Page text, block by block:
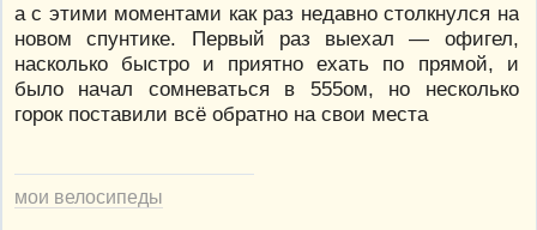
а с этими моментами как раз недавно столкнулся на
новом спунтике. Первый раз выехал — офигел,
насколько быстро и приятно ехать по прямой, и
было начал сомневаться в 555ом, но несколько
горок поставили всё обратно на свои места
мои велосипеды